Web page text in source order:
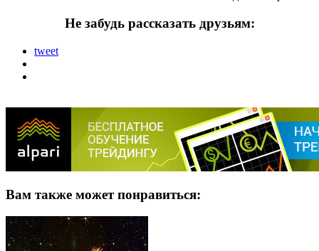
Не забудь рассказать друзьям:
tweet
Вам также может понравиться: